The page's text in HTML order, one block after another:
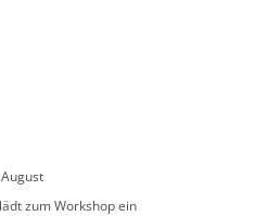
August
zum Workshop ein